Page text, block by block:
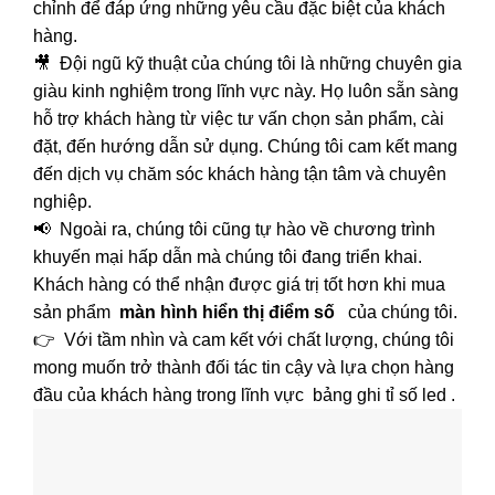
chỉnh để đáp ứng những yêu cầu đặc biệt của khách
hàng.
🎥 Đội ngũ kỹ thuật của chúng tôi là những chuyên gia
giàu kinh nghiệm trong lĩnh vực này. Họ luôn sẵn sàng
hỗ trợ khách hàng từ việc tư vấn chọn sản phẩm, cài
đặt, đến hướng dẫn sử dụng. Chúng tôi cam kết mang
đến dịch vụ chăm sóc khách hàng tận tâm và chuyên
nghiệp.
📢 Ngoài ra, chúng tôi cũng tự hào về chương trình
khuyến mại hấp dẫn mà chúng tôi đang triển khai.
Khách hàng có thể nhận được giá trị tốt hơn khi mua
sản phẩm màn hình hiển thị điểm số của chúng tôi.
👉 Với tầm nhìn và cam kết với chất lượng, chúng tôi
mong muốn trở thành đối tác tin cậy và lựa chọn hàng
đầu của khách hàng trong lĩnh vực bảng ghi tỉ số led .